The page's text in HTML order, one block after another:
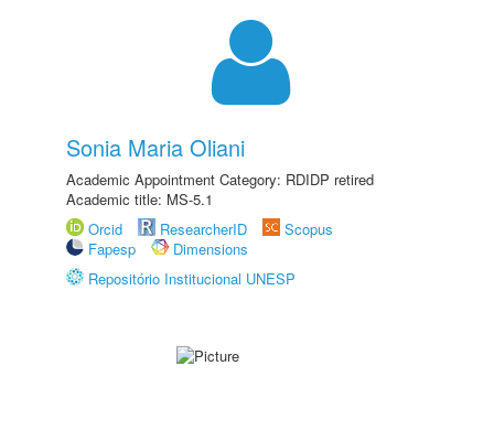
Sonia Maria Oliani
Academic Appointment Category: RDIDP retired
Academic title: MS-5.1
Orcid
ResearcherID
Scopus
Fapesp
Dimensions
Repositório Institucional UNESP